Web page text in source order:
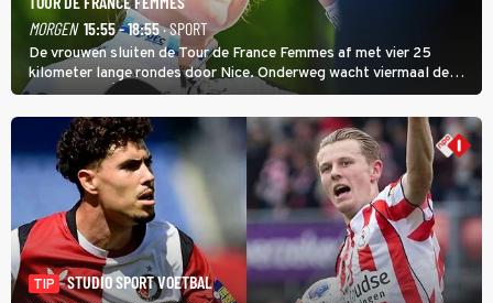
MORGEN 15:55 - 18:55· SPORT
De vrouwen sluiten de Tour de France Femmes af met vier 25
kilometer lange rondes door Nice. Onderweg wacht viermaal de
zware Col d'Èze. Aan de finish op de Promenade des Anglais krijgt
de eindwinnaar de laatste gele trui.
TIP
STUDIO SPORT VOETBAL